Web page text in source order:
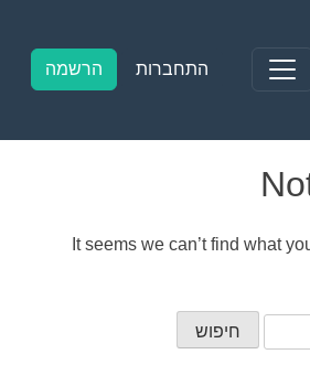
התחברות הרשמה
It seems we can’t find what